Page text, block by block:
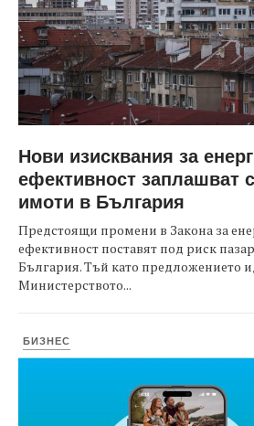
Нови изисквания за
ефективност заплашват
имоти в България
Предстоящи промени в Закона за
ефективност поставят под риск
България. Тъй като предложението
Министерството...
БИЗНЕС